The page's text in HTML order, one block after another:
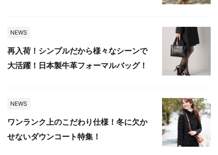
NEWS
再入荷！シンプルだから様々なシーンで
大活躍！日本製牛革フォーマルバッグ！
NEWS
ワンランク上のこだわり仕様！冬に欠か
せないダウンコート特集！